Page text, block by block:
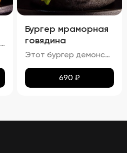
Куриный бургер – это воплощение идеального сочетания вкуса и текстуры. Аккуратно уложенные слои создают аппетитный внешний вид, где золотисто-коричневая котлета соседствует с яркими красными помидорами, зелеными огурцами и белым салатом с легкими зеленоватыми оттенками. Булочка имеет привлекательную золотистую корочку, оставаясь мягкой внутри и хрустящей снаружи. Аромат свежего хлеба, курицы и пикантных соусов создает приятный букет, который дополняется сбалансированным вкусом: мягкая куриная котлета, освежающие овощи и насыщенный вкус соусов делают каждый укус незабываемым.
Бургер мраморная
говядина
Этот бургер демонстрирует идеальное сочетание вкуса и текстуры. Котлета обладает насыщенным вкусом, овощи обеспечивают свежесть и хрусткость, а сыр добавляет сливочную мягкость. Булочка имеет золотистый оттенок и хрустящую корочку, создавая ощущение комфорта и удовольствия. Соусы придают блюду дополнительные оттенки вкуса, а булочка поддерживает баланс между мягкостью и хрусткостью.
690 ₽